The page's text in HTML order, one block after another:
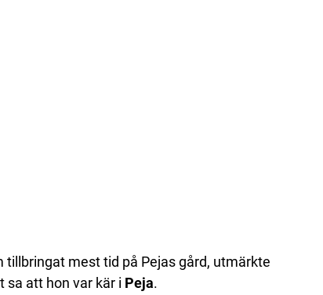
tillbringat mest tid på Pejas gård, utmärkte
sa att hon var kär i Peja.